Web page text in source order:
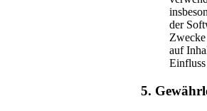
der
auf
Einfluss
5.